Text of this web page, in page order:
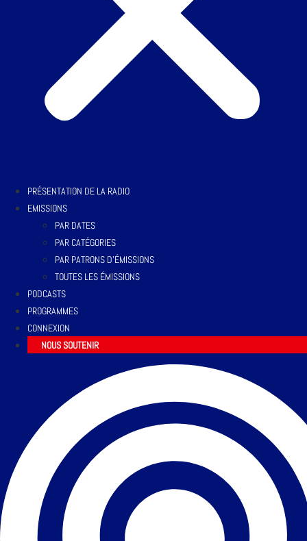
PRÉSENTATION DE LA RADIO
EMISSIONS
PAR DATES
PAR CATÉGORIES
PAR PATRONS D’ÉMISSIONS
TOUTES LES ÉMISSIONS
PODCASTS
PROGRAMMES
CONNEXION
NOUS SOUTENIR